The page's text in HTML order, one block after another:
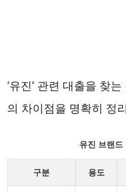
‘유진’ 관련 대출을 찾
의 차이점을 명확히 정
유진 브랜드
구분 용도